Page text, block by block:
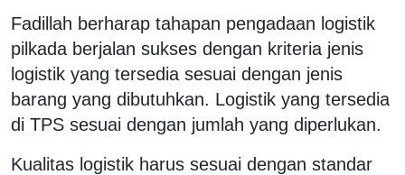
Fadillah berharap tahapan pengadaan logistik
pilkada berjalan sukses dengan kriteria jenis
logistik yang tersedia sesuai dengan jenis
barang yang dibutuhkan. Logistik yang tersedia
di TPS sesuai dengan jumlah yang diperlukan.
Kualitas logistik harus sesuai dengan standar